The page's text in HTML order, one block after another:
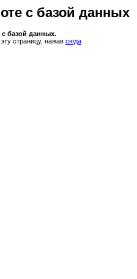
с базой данных
базой данных.
страницу, нажав сюда